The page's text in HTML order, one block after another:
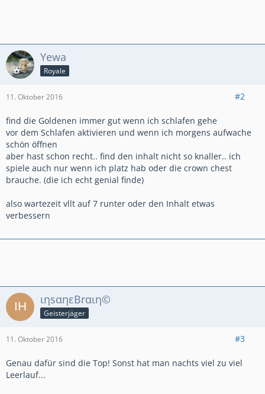
Yewa
Royale
11. Oktober 2016 #2
find die Goldenen immer gut wenn ich schlafen gehe
vor dem Schlafen aktivieren und wenn ich morgens aufwache
schön öffnen
aber hast schon recht.. find den inhalt nicht so knaller.. ich
spiele auch nur wenn ich platz hab oder die crown chest
brauche. (die ich echt genial finde)
also wartezeit vllt auf 7 runter oder den Inhalt etwas
verbessern
ιηsαηεΒrαιη©
Geisterjäger
11. Oktober 2016 #3
Genau dafür sind die Top! Sonst hat man nachts viel zu viel
Leerlauf...